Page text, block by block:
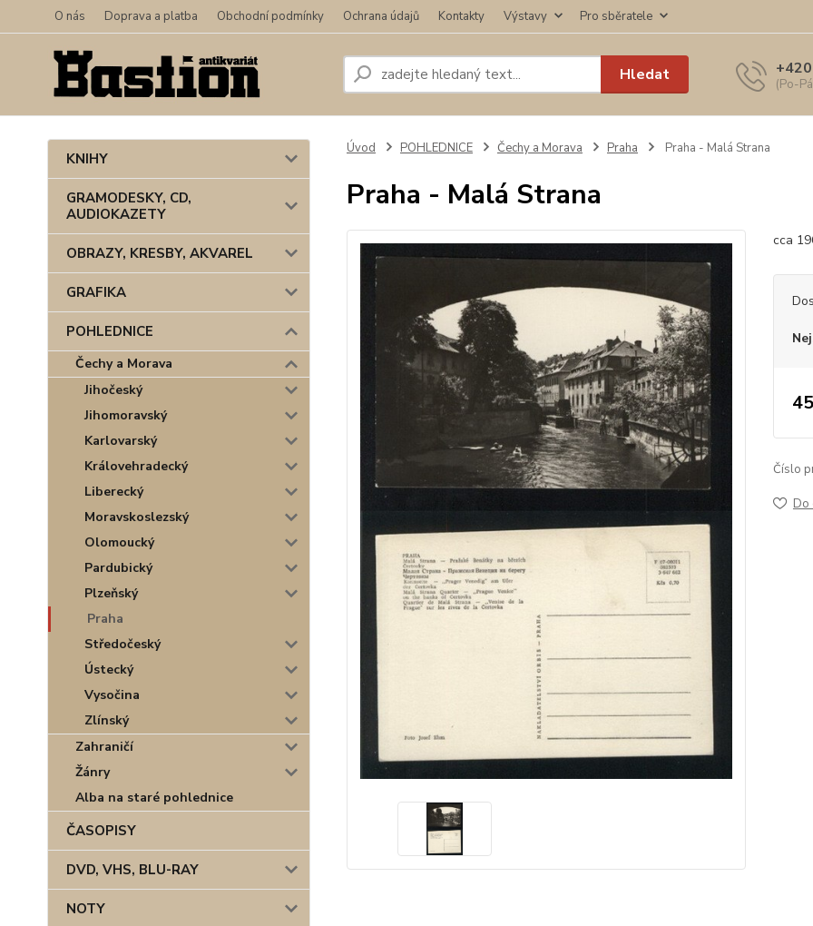
O nás Doprava a platba Obchodní podmínky Ochrana údajů Kontakty Výstavy Pro sběratele
Hledat (Po-
KNIHY
GRAMODESKY, CD,
AUDIOKAZETY
OBRAZY, KRESBY, AKVAREL
GRAFIKA
POHLEDNICE
Čechy a Morava
Jihočeský
Jihomoravský
Karlovarský
Královehradecký
Liberecký
Moravskoslezský
Olomoucký
Pardubický
Plzeňský
Praha
Středočeský
Ústecký
Vysočina
Zlínský
Zahraničí
Žánry
Alba na staré pohlednice
ČASOPISY
DVD, VHS, BLU-RAY
NOTY
Úvod POHLEDNICE Čechy a Morava Praha Praha - Malá Strana
Praha - Malá Strana
cca
Číslo
Do